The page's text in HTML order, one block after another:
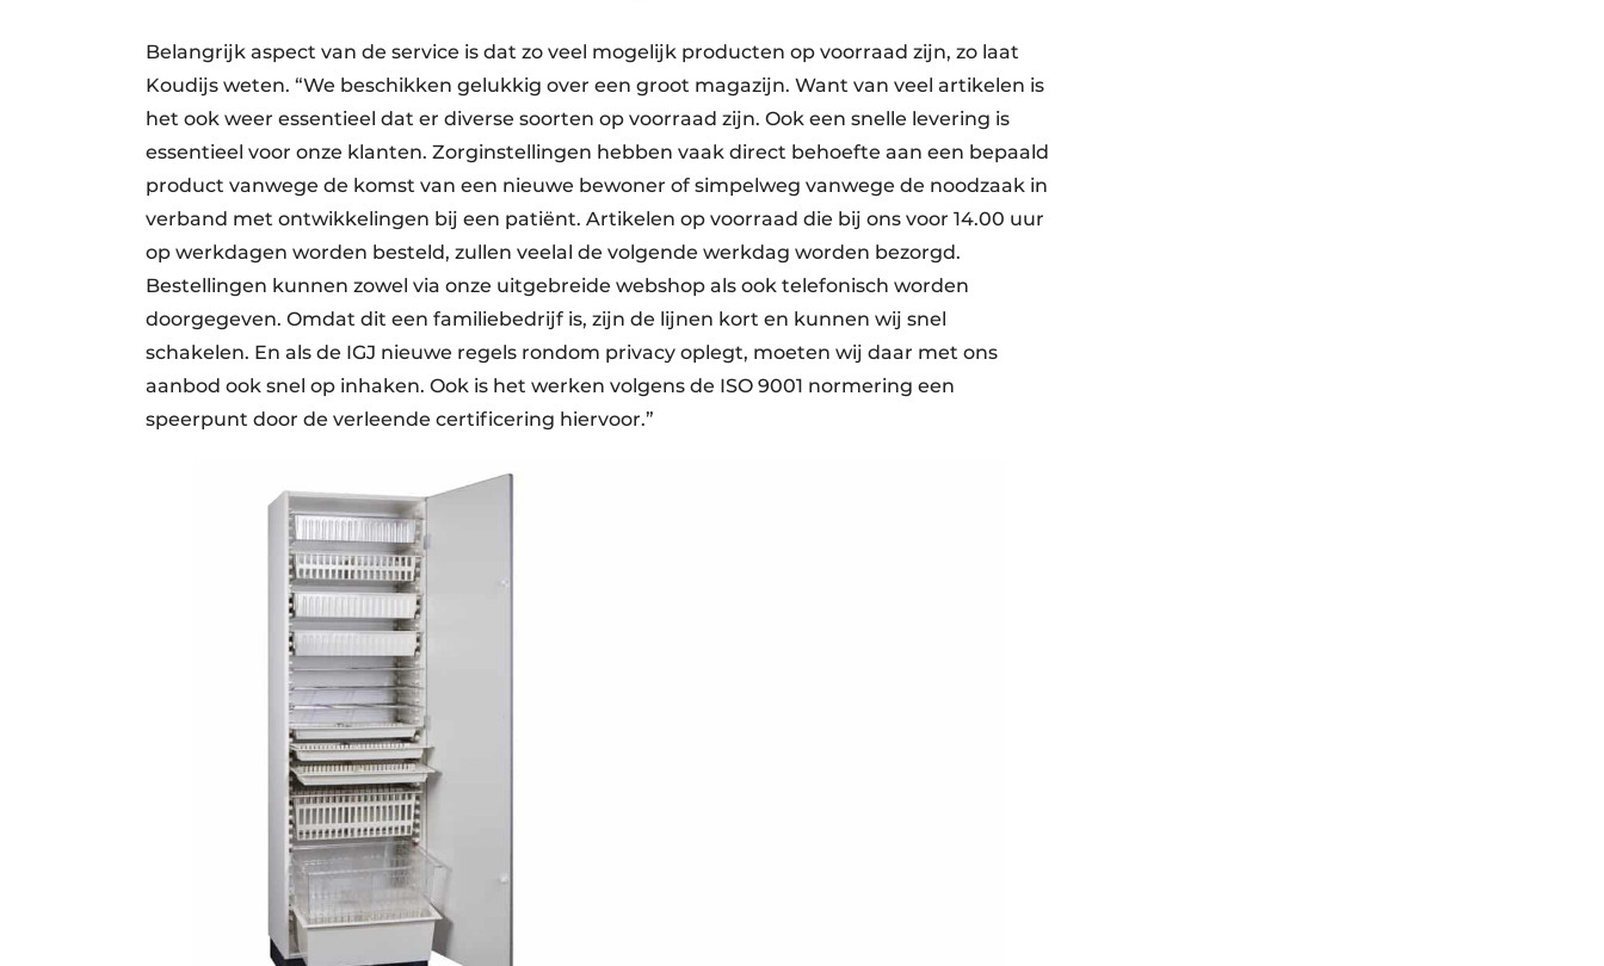
Belangrijk aspect van de service is dat zo veel mogelijk producten op voorraad zijn, zo laat
Koudijs weten. “We beschikken gelukkig over een groot magazijn. Want van veel artikelen is
het ook weer essentieel dat er diverse soorten op voorraad zijn. Ook een snelle levering is
essentieel voor onze klanten. Zorginstellingen hebben vaak direct behoefte aan een bepaald
product vanwege de komst van een nieuwe bewoner of simpelweg vanwege de noodzaak in
verband met ontwikkelingen bij een patiënt. Artikelen op voorraad die bij ons voor 14.00 uur
op werkdagen worden besteld, zullen veelal de volgende werkdag worden bezorgd.
Bestellingen kunnen zowel via onze uitgebreide webshop als ook telefonisch worden
doorgegeven. Omdat dit een familiebedrijf is, zijn de lijnen kort en kunnen wij snel
schakelen. En als de IGJ nieuwe regels rondom privacy oplegt, moeten wij daar met ons
aanbod ook snel op inhaken. Ook is het werken volgens de ISO 9001 normering een
speerpunt door de verleende certificering hiervoor.”